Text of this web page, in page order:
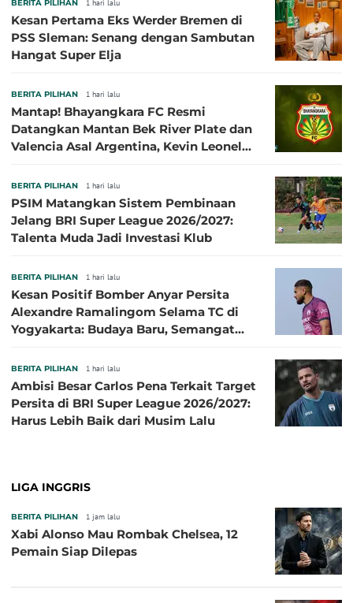
BERITA PILIHAN 1 hari lalu
Kesan Pertama Eks Werder Bremen di
PSS Sleman: Senang dengan Sambutan
Hangat Super Elja
BERITA PILIHAN 1 hari lalu
Mantap! Bhayangkara FC Resmi
Datangkan Mantan Bek River Plate dan
Valencia Asal Argentina, Kevin Leonel
BERITA PILIHAN 1 hari lalu
PSIM Matangkan Sistem Pembinaan
Jelang BRI Super League 2026/2027:
Talenta Muda Jadi Investasi Klub
BERITA PILIHAN 1 hari lalu
Kesan Positif Bomber Anyar Persita
Alexandre Ramalingom Selama TC di
Yogyakarta: Budaya Baru, Semangat
BERITA PILIHAN 1 hari lalu
Ambisi Besar Carlos Pena Terkait Target
Persita di BRI Super League 2026/2027:
Harus Lebih Baik dari Musim Lalu
LIGA INGGRIS
BERITA PILIHAN 1 jam lalu
Xabi Alonso Mau Rombak Chelsea, 12
Pemain Siap Dilepas